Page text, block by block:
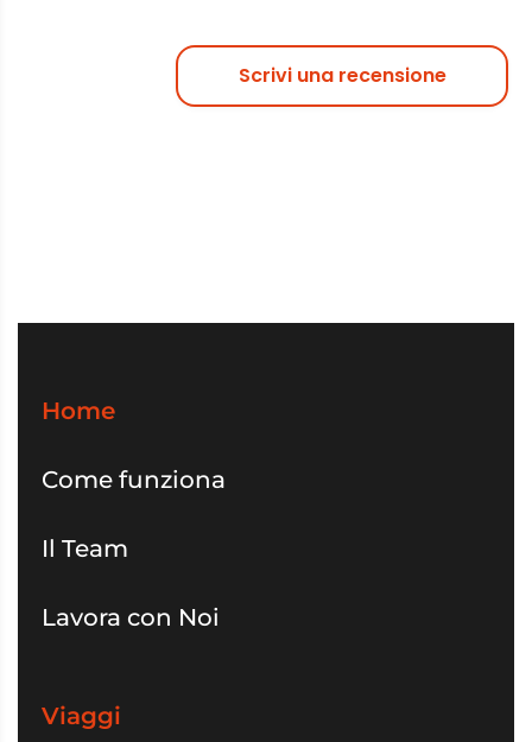
Scrivi una recensione
Home
Come funziona
Il Team
Lavora con Noi
Viaggi